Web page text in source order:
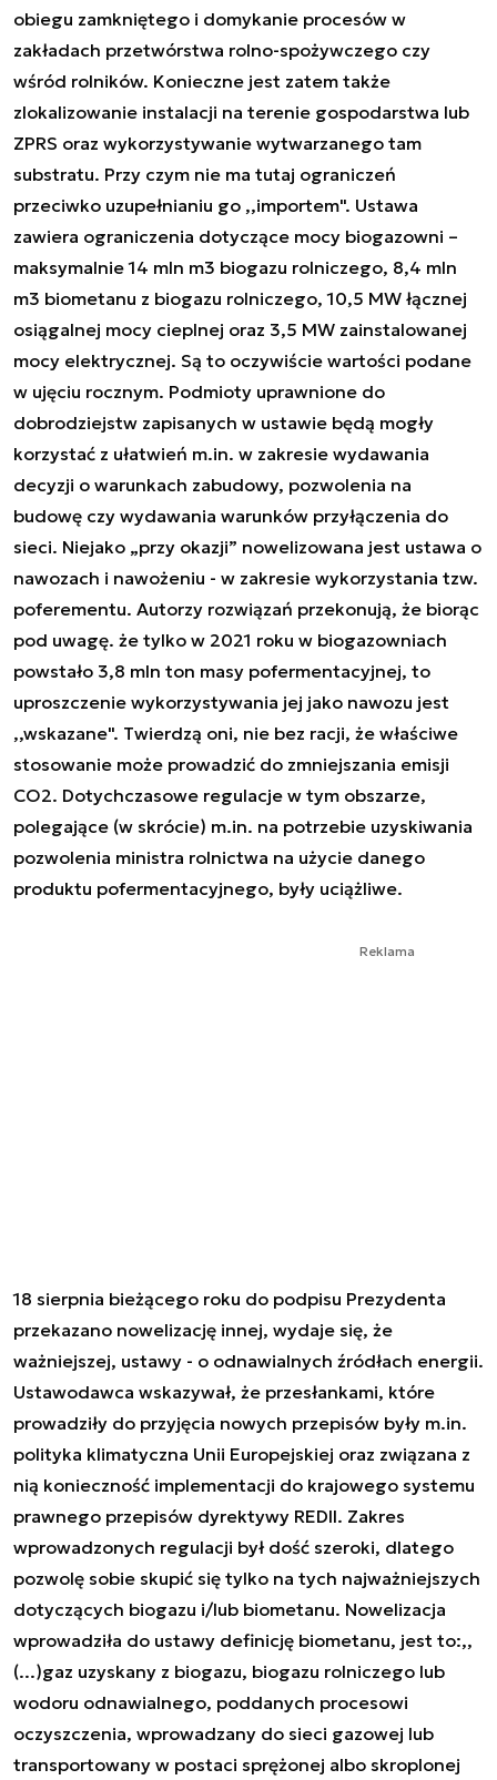
obiegu zamkniętego i domykanie procesów w
zakładach przetwórstwa rolno-spożywczego czy
wśród rolników. Konieczne jest zatem także
zlokalizowanie instalacji na terenie gospodarstwa lub
ZPRS oraz wykorzystywanie wytwarzanego tam
substratu. Przy czym nie ma tutaj ograniczeń
przeciwko uzupełnianiu go ,,importem". Ustawa
zawiera ograniczenia dotyczące mocy biogazowni –
maksymalnie 14 mln m3 biogazu rolniczego, 8,4 mln
m3 biometanu z biogazu rolniczego, 10,5 MW łącznej
osiągalnej mocy cieplnej oraz 3,5 MW zainstalowanej
mocy elektrycznej. Są to oczywiście wartości podane
w ujęciu rocznym. Podmioty uprawnione do
dobrodziejstw zapisanych w ustawie będą mogły
korzystać z ułatwień m.in. w zakresie wydawania
decyzji o warunkach zabudowy, pozwolenia na
budowę czy wydawania warunków przyłączenia do
sieci. Niejako „przy okazji” nowelizowana jest ustawa o
nawozach i nawożeniu - w zakresie wykorzystania tzw.
poferementu. Autorzy rozwiązań przekonują, że biorąc
pod uwagę. że tylko w 2021 roku w biogazowniach
powstało 3,8 mln ton masy pofermentacyjnej, to
uproszczenie wykorzystywania jej jako nawozu jest
,,wskazane". Twierdzą oni, nie bez racji, że właściwe
stosowanie może prowadzić do zmniejszania emisji
CO2. Dotychczasowe regulacje w tym obszarze,
polegające (w skrócie) m.in. na potrzebie uzyskiwania
pozwolenia ministra rolnictwa na użycie danego
produktu pofermentacyjnego, były uciążliwe.
Reklama
18 sierpnia bieżącego roku do podpisu Prezydenta
przekazano nowelizację innej, wydaje się, że
ważniejszej, ustawy - o odnawialnych źródłach energii.
Ustawodawca wskazywał, że przesłankami, które
prowadziły do przyjęcia nowych przepisów były m.in.
polityka klimatyczna Unii Europejskiej oraz związana z
nią konieczność implementacji do krajowego systemu
prawnego przepisów dyrektywy REDII. Zakres
wprowadzonych regulacji był dość szeroki, dlatego
pozwolę sobie skupić się tylko na tych najważniejszych
dotyczących biogazu i/lub biometanu. Nowelizacja
wprowadziła do ustawy definicję biometanu, jest to:,,
(...)gaz uzyskany z biogazu, biogazu rolniczego lub
wodoru odnawialnego, poddanych procesowi
oczyszczenia, wprowadzany do sieci gazowej lub
transportowany w postaci sprężonej albo skroplonej